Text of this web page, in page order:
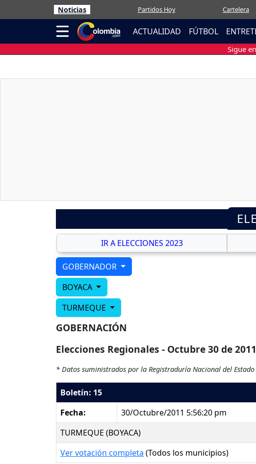
Noticias Partidos Hoy Cartelera
ACTUALIDAD FÚTBOL
Sigue
IR A ELECCIONES 2023
GOBERNADOR
BOYACA
TURMEQUE
GOBERNACIÓN
Elecciones Regionales - Octubre 30 de 2011
* Datos suministrados por la Registraduría Nacional del
Boletín: 15
Fecha:
30/Octubre/2011 5:56:20 pm
TURMEQUE (BOYACA)
Ver votación completa (Todos los municipios)